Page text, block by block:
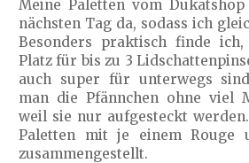
Meine Paletten vom
nächsten Tag da, sodass ich
Besonders praktisch finde
Platz für bis zu 3
auch super für unterwegs
man die Pfännchen ohne viel
weil sie nur aufgesteckt
Paletten mit je einem Rouge
zusammengestellt.